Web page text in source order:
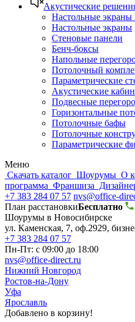
Акустические
Настольные
Настольные экраны
Стеновые панели
Бенч-боксы
Напольные
Потолочный
Параметрические
Акустические
Подвесные
Горизонтальные
Потолочные бафы
Потолочные
Параметрические
Меню
Скачать каталог Шоурумы О
программа Франшиза
+7 383 284 07 57 nvs@office-
План расстановкиБесплатно
Шоурумы в Новосибирске
ул. Каменская, 7, оф.2929,
+7 383 284 07 57
Пн-Пт: с 09:00 до 18:00
nvs@office-direct.ru
Нижний Новгород
Ростов-на-Дону
Уфа
Ярославль
Добавлено в корзину!